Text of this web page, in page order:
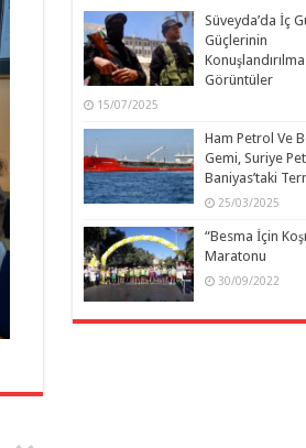
Süveyda’da İç
Güçlerinin
Görüntüler
15/07/2025
Ham Petrol Ve
Gemi, Suriye
Baniyas’taki
25/03/2025
“Besma İçin
Maratonu
30/09/2022